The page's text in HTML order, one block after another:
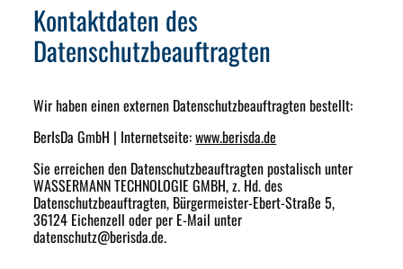
Kontaktdaten des
Datenschutzbeauftragten
Wir haben einen externen Datenschutzbeauftragten bestellt:
BerIsDa GmbH | Internetseite:www.berisda.de
Sie erreichen den Datenschutzbeauftragten postalisch unter
WASSERMANN TECHNOLOGIE GMBH, z. Hd. des
Datenschutzbeauftragten, Bürgermeister-Ebert-Straße 5,
36124 Eichenzell oder per E-Mail unter
datenschutz@berisda.de.